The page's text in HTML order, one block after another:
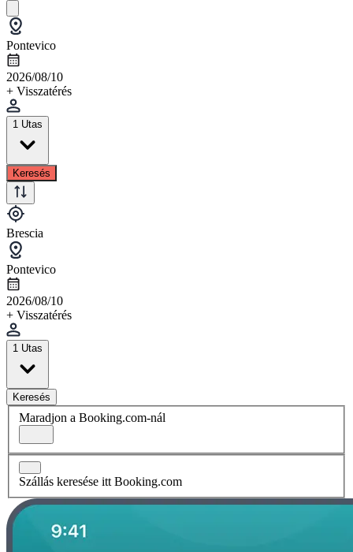
Pontevico
2026/08/10
+ Visszatérés
1 Utas
Keresés
Brescia
Pontevico
2026/08/10
+ Visszatérés
1 Utas
Keresés
Maradjon a Booking.com-nál
Szállás keresése itt Booking.com